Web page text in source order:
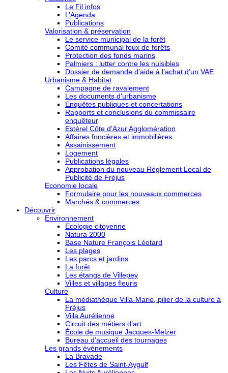
Le Fil infos
L’Agenda
Publications
Valorisation & préservation
Le service municipal de la forêt
Comité communal feux de forêts
Protection des fonds marins
Palmiers : lutter contre les nuisibles
Dossier de demande d’aide à l’achat d’un VAE
Urbanisme & Habitat
Campagne de ravalement
Les documents d’urbanisme
Enquêtes publiques et concertations
Rapports et conclusions du commissaire
enquêteur
Estérel Côte d’Azur Agglomération
Affaires foncières et immobilières
Assainissement
Logement
Publications légales
Approbation du nouveau Règlement Local de
Publicité de Fréjus
Economie locale
Formulaire pour les nouveaux commerces
Marchés & commerces
Découvrir
Environnement
Ecologie citoyenne
Natura 2000
Base Nature François Léotard
Les plages
Les parcs et jardins
La forêt
Les étangs de Villepey
Villes et villages fleuris
Culture
La médiathèque Villa-Marie, pilier de la culture à
Fréjus
Villa Aurélienne
Circuit des métiers d’art
École de musique Jacques-Melzer
Bureau d’accueil des tournages
Les grands événements
La Bravade
Les Fêtes de Saint-Aygulf